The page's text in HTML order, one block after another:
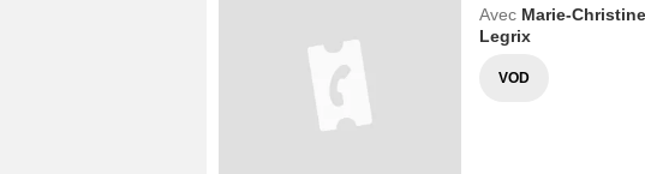
Avec Marie-
Legrix
VOD